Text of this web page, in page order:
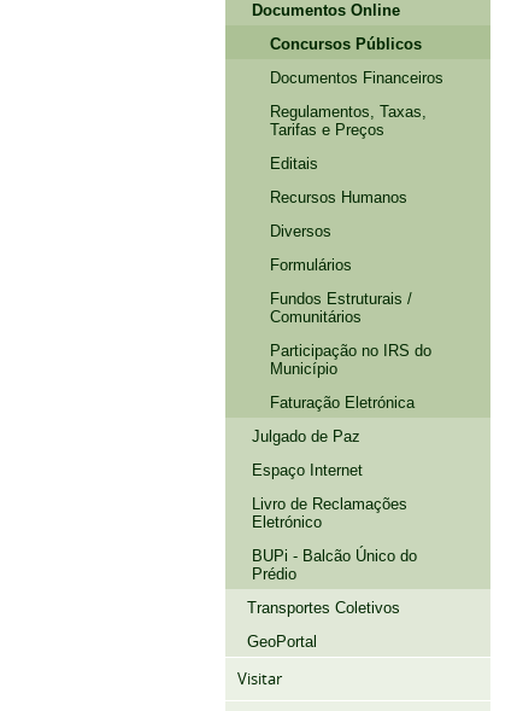
Documentos Online
Concursos Públicos
Documentos Financeiros
Regulamentos, Taxas,
Tarifas e Preços
Editais
Recursos Humanos
Diversos
Formulários
Fundos Estruturais /
Comunitários
Participação no IRS do
Município
Faturação Eletrónica
Julgado de Paz
Espaço Internet
Livro de Reclamações
Eletrónico
BUPi - Balcão Único do
Prédio
Transportes Coletivos
GeoPortal
Visitar